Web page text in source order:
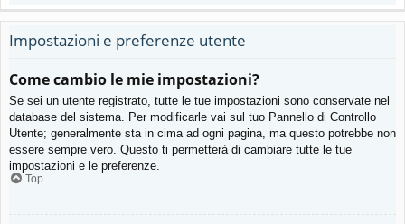
Impostazioni e preferenze utente
Come cambio le mie impostazioni?
Se sei un utente registrato, tutte le tue impostazioni sono conservate nel
database del sistema. Per modificarle vai sul tuo Pannello di Controllo
Utente; generalmente sta in cima ad ogni pagina, ma questo potrebbe non
essere sempre vero. Questo ti permetterà di cambiare tutte le tue
impostazioni e le preferenze.
Top